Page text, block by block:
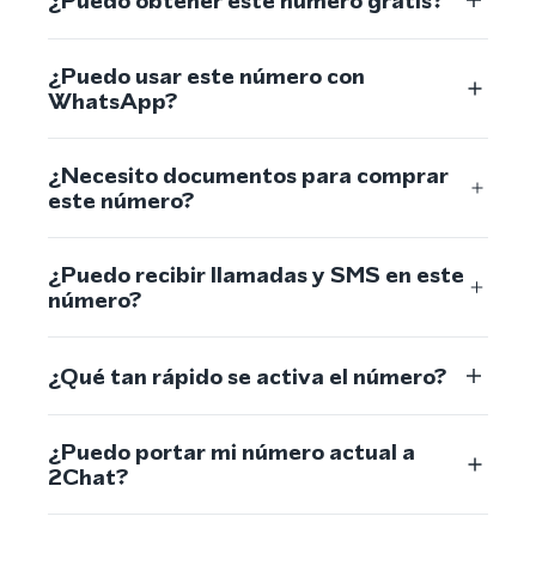
¿Puedo usar este número con
WhatsApp?
¿Necesito documentos para comprar
este número?
¿Puedo recibir llamadas y SMS en este
número?
¿Qué tan rápido se activa el número?
¿Puedo portar mi número actual a
2Chat?